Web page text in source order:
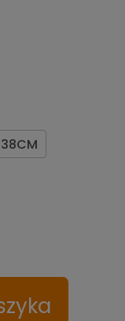
38CM